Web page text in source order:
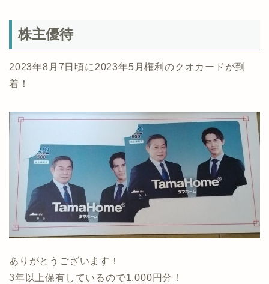
株主優待
2023年8月7日頃に2023年5月権利のクオカードが到
着！
ありがとうございます！
3年以上保有しているので1,000円分！